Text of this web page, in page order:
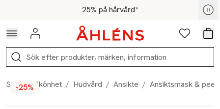
Hoppa till navigationsmenyn25% på hårvård*
För medlemmar - Shoppa nu
Logga in Favoriter
Sök
Start / Skönhet / Hudvård / Ansikte / Ansiktsmask &
-25%